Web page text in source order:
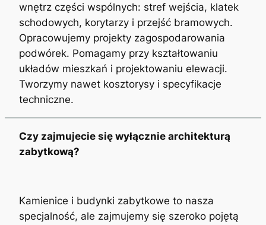
wnętrz części wspólnych: stref wejścia, klatek
schodowych, korytarzy i przejść bramowych.
Opracowujemy projekty zagospodarowania
podwórek. Pomagamy przy kształtowaniu
układów mieszkań i projektowaniu elewacji.
Tworzymy nawet kosztorysy i specyfikacje
techniczne.
Czy zajmujecie się wyłącznie architekturą
zabytkową?
Kamienice i budynki zabytkowe to nasza
specjalność, ale zajmujemy się szeroko pojętą